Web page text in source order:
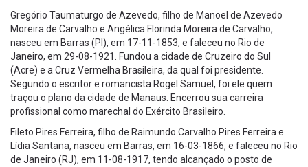
Gregório Taumaturgo de Azevedo, filho de Manoel de Azevedo
Moreira de Carvalho e Angélica Florinda Moreira de Carvalho,
nasceu em Barras (PI), em 17-11-1853, e faleceu no Rio de
Janeiro, em 29-08-1921. Fundou a cidade de Cruzeiro do Sul
(Acre) e a Cruz Vermelha Brasileira, da qual foi presidente.
Segundo o escritor e romancista Rogel Samuel, foi ele quem
traçou o plano da cidade de Manaus. Encerrou sua carreira
profissional como marechal do Exército Brasileiro.
Fileto Pires Ferreira, filho de Raimundo Carvalho Pires Ferreira e
Lídia Santana, nasceu em Barras, em 16-03-1866, e faleceu no Rio
de Janeiro (RJ), em 11-08-1917, tendo alcançado o posto de